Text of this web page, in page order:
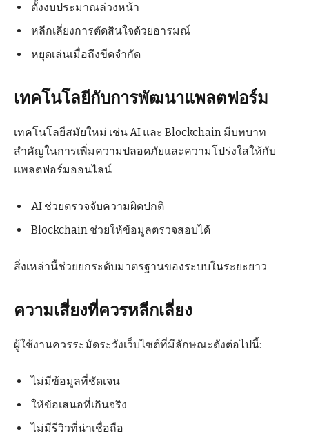
ตั้งงบประมาณล่วงหน้า
หลีกเลี่ยงการตัดสินใจด้วยอารมณ์
หยุดเล่นเมื่อถึงขีดจำกัด
เทคโนโลยีกับการพัฒนาแพลตฟอร์ม
เทคโนโลยีสมัยใหม่ เช่น AI และ Blockchain มีบทบาท
สำคัญในการเพิ่มความปลอดภัยและความโปร่งใสให้กับ
แพลตฟอร์มออนไลน์
AI ช่วยตรวจจับความผิดปกติ
Blockchain ช่วยให้ข้อมูลตรวจสอบได้
สิ่งเหล่านี้ช่วยยกระดับมาตรฐานของระบบในระยะยาว
ความเสี่ยงที่ควรหลีกเลี่ยง
ผู้ใช้งานควรระมัดระวังเว็บไซต์ที่มีลักษณะดังต่อไปนี้:
ไม่มีข้อมูลที่ชัดเจน
ให้ข้อเสนอที่เกินจริง
ไม่มีรีวิวที่น่าเชื่อถือ